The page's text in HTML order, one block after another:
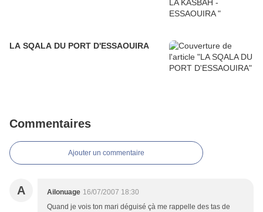
LA SQALA DU PORT D'ESSAOUIRA
Commentaires
Ajouter un commentaire
A Ailonuage 16/07/2007 18:30
Quand je vois ton mari déguisé çà me rappelle des tas de